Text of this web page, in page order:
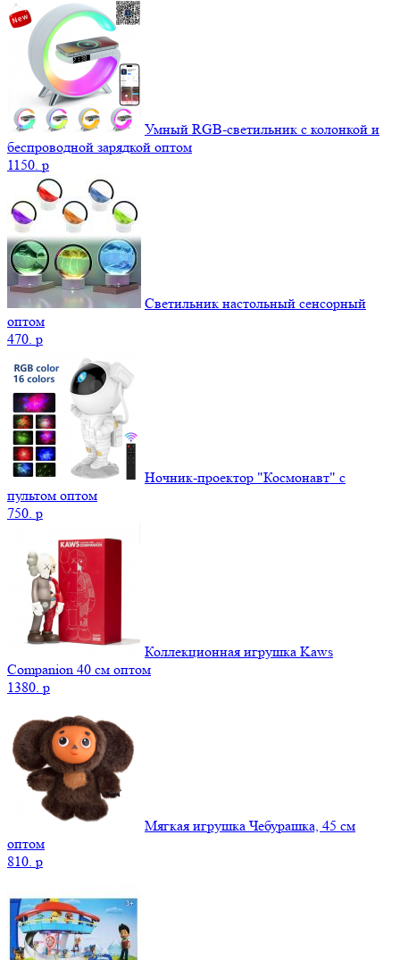
Умный RGB-светильник с колонкой и
беспроводной зарядкой оптом
1150. p
Светильник настольный сенсорный
оптом
470. p
Ночник-проектор "Космонавт" с
пультом оптом
750. p
Коллекционная игрушка Kaws
Companion 40 см оптом
1380. p
Мягкая игрушка Чебурашка, 45 см
оптом
810. p